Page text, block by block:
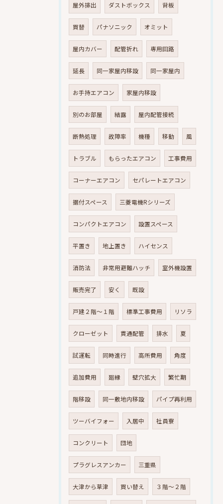
屋外排出 ダストボックス 背板
買替 パナソニック オミット
屋内カバー 配管折れ 専用回路
延長 同一家屋内移設 同一家屋内
お手持エアコン 家屋内移設
別のお部屋 結露 屋内配管接続
断熱処理 故障率 機種 移動 風
トラブル もらったエアコン 工事費用
コーナーエアコン セパレートエアコン
据付スペース 三菱電機Rシリーズ
コンパクトエアコン 設置スペース
平置き 地上置き ハイセンス
消防法 非常用避難ハッチ 室外機設置
販売完了 安く 既設
戸建２階～１階 標準工事費用 リソラ
クローゼット 貫通配管 排水 夏
試運転 同時進行 高所費用 角度
追加費用 廻縁 壁穴拡大 繁忙期
階移設 同一敷地内移設 パイプ再利用
ツーバイフォー 入居中 社員寮
コンクリート 団地
プラグレスアンカー 三重県
大津から草津 買い替え ３階～２階